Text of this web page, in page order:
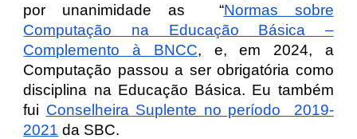
por unanimidade as “Normas sobre
Computação na Educação Básica –
Complemento à BNCC, e, em 2024, a
Computação passou a ser obrigatória como
disciplina na Educação Básica. Eu também
fui Conselheira Suplente no período 2019-
2021 da SBC.